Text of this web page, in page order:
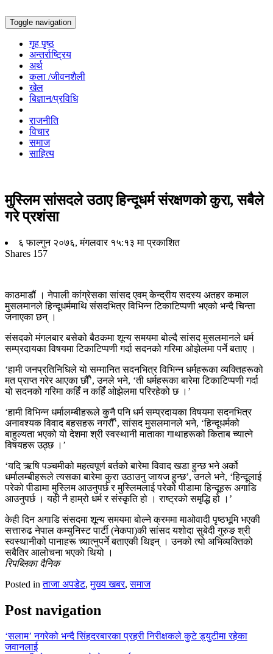
Toggle navigation
गृह पृष्ठ
अन्तर्राष्ट्रिय
अर्थ
कला /जीवनशैली
खेल
बिज्ञान/प्रविधि
राजनीति
विचार
समाज
साहित्य
मुस्लिम सांसदले उठाए हिन्दूधर्म संरक्षणको कुरा, सबैले
गरे प्रशंसा
६ फाल्गुन २०७६, मंगलवार १५:१३ मा प्रकाशित
Shares 157
काठमाडौं । नेपाली कांग्रेसका सांसद एवम् केन्द्रीय सदस्य अतहर कमाल
मुसलमानले हिन्दूधर्ममाथि संसदभित्र विभिन्न टिकाटिप्पणी भएको भन्दै चिन्ता
जनाएका छन् ।
संसदको मंगलबार बसेको बैठकमा शून्य समयमा बोल्दै सांसद मुसलमानले धर्म
सम्प्रदायका विषयमा टिकाटिप्पणी गर्दा सदनको गरिमा ओझेलमा पर्ने बताए ।
‘हामी जनप्रतिनिधिले यो सम्मानित सदनभित्र विभिन्न धर्महरूका व्यक्तिहरूको
मत प्राप्त गरेर आएका छौँ’, उनले भने, ‘ती धर्महरूका बारेमा टिकाटिप्पणी गर्दा
यो सदनको गरिमा कहिँ न कहिँ ओझेलमा परिरहेको छ ।’
‘हामी विभिन्न धर्मालम्बीहरूले कुनै पनि धर्म सम्प्रदायका विषयमा सदनभित्र
अनावश्यक विवाद बहसहरू नगरौँ’, सांसद मुसलमानले भने, ‘हिन्दूधर्मको
बाहुल्यता भएको यो देशमा श्री स्वस्थानी माताका गाथाहरूको किताब च्यात्ने
विषयहरू उठ्छ ।’
‘यदि ऋषि पञ्चमीको महत्वपूर्ण बर्तको बारेमा विवाद खडा हुन्छ भने अर्को
धर्मालम्बीहरूले त्यसका बारेमा कुरा उठाउनु जायज हुन्छ’, उनले भने, ‘हिन्दूलाई
परेको पीडामा मुस्लिम आउनुपर्छ र मुस्लिमलाई परेको पीडामा हिन्दूहरू अगाडि
आउनुपर्छ । यही नै हाम्रो धर्म र संस्कृति हो । राष्ट्रको समृद्धि हो ।’
केही दिन अगाडि संसदमा शून्य समयमा बोल्ने क्रममा माओवादी पृष्ठभूमि भएकी
सत्तारुढ नेपाल कम्युनिस्ट पार्टी (नेकपा)की सांसद यशोदा सुबेदी गुरुङ श्री
स्वस्थानीको पानाहरू च्यात्नुपर्ने बताएकी थिइन् । उनको त्यो अभिव्यक्तिको
सबैतिर आलोचना भएको थियो ।
रिपब्लिका दैनिक
Posted inताजा अपडेट,मुख्य खबर,समाज
Post navigation
‘सलाम’ नगरेको भन्दै सिंहदरबारका प्रहरी निरीक्षकले कुटे ड्युटीमा रहेका
जवानलाई